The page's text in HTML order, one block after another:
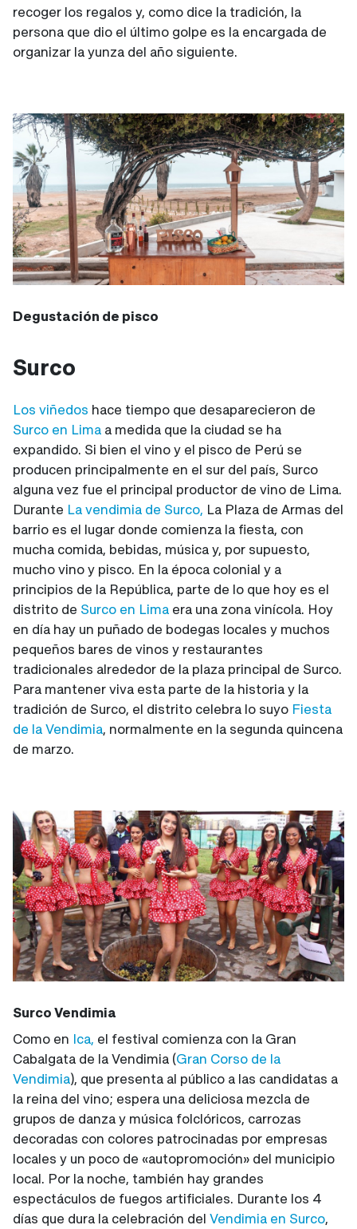
recoger los regalos y, como dice la tradición, la
persona que dio el último golpe es la encargada de
organizar la yunza del año siguiente.
Degustación de pisco
Surco
Los viñedos hace tiempo que desaparecieron de
Surco en Lima a medida que la ciudad se ha
expandido. Si bien el vino y el pisco de Perú se
producen principalmente en el sur del país, Surco
alguna vez fue el principal productor de vino de Lima.
Durante La vendimia de Surco, La Plaza de Armas del
barrio es el lugar donde comienza la fiesta, con
mucha comida, bebidas, música y, por supuesto,
mucho vino y pisco. En la época colonial y a
principios de la República, parte de lo que hoy es el
distrito de Surco en Lima era una zona vinícola. Hoy
en día hay un puñado de bodegas locales y muchos
pequeños bares de vinos y restaurantes
tradicionales alrededor de la plaza principal de Surco.
Para mantener viva esta parte de la historia y la
tradición de Surco, el distrito celebra lo suyo Fiesta
de la Vendimia, normalmente en la segunda quincena
de marzo.
Surco Vendimia
Como en Ica, el festival comienza con la Gran
Cabalgata de la Vendimia (Gran Corso de la
Vendimia), que presenta al público a las candidatas a
la reina del vino; espera una deliciosa mezcla de
grupos de danza y música folclóricos, carrozas
decoradas con colores patrocinadas por empresas
locales y un poco de «autopromoción» del municipio
local. Por la noche, también hay grandes
espectáculos de fuegos artificiales. Durante los 4
días que dura la celebración del Vendimia en Surco,